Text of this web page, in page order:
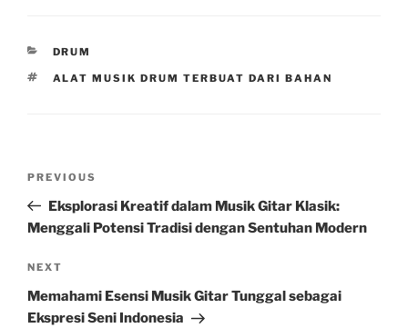
CATEGORIES
DRUM
TAGS
ALAT MUSIK DRUM TERBUAT DARI BAHAN
Previous
Post
PREVIOUS
Eksplorasi Kreatif dalam Musik Gitar Klasik:
Menggali Potensi Tradisi dengan Sentuhan Modern
Next
Post
NEXT
Memahami Esensi Musik Gitar Tunggal sebagai
Ekspresi Seni Indonesia